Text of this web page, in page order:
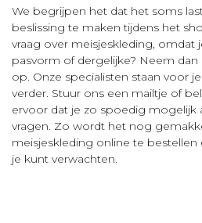
We begrijpen het dat het soms
beslissing te maken tijdens het
vraag over meisjeskleding, omdat
pasvorm of dergelijke? Neem
op. Onze specialisten staan voor
verder. Stuur ons een mailtje of
ervoor dat je zo spoedig
vragen. Zo wordt het nog
meisjeskleding online te
je kunt verwachten.